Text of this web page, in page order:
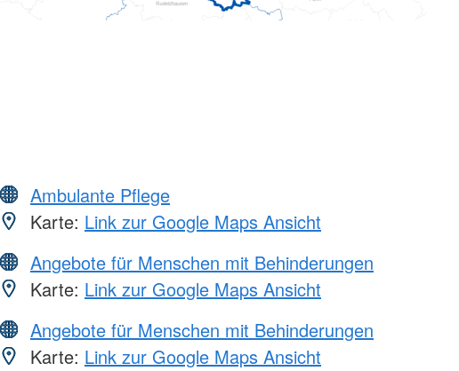
Ambulante Pflege
Karte: Link zur Google Maps Ansicht
Angebote für Menschen mit Behinderungen
Karte: Link zur Google Maps Ansicht
Angebote für Menschen mit Behinderungen
Karte: Link zur Google Maps Ansicht